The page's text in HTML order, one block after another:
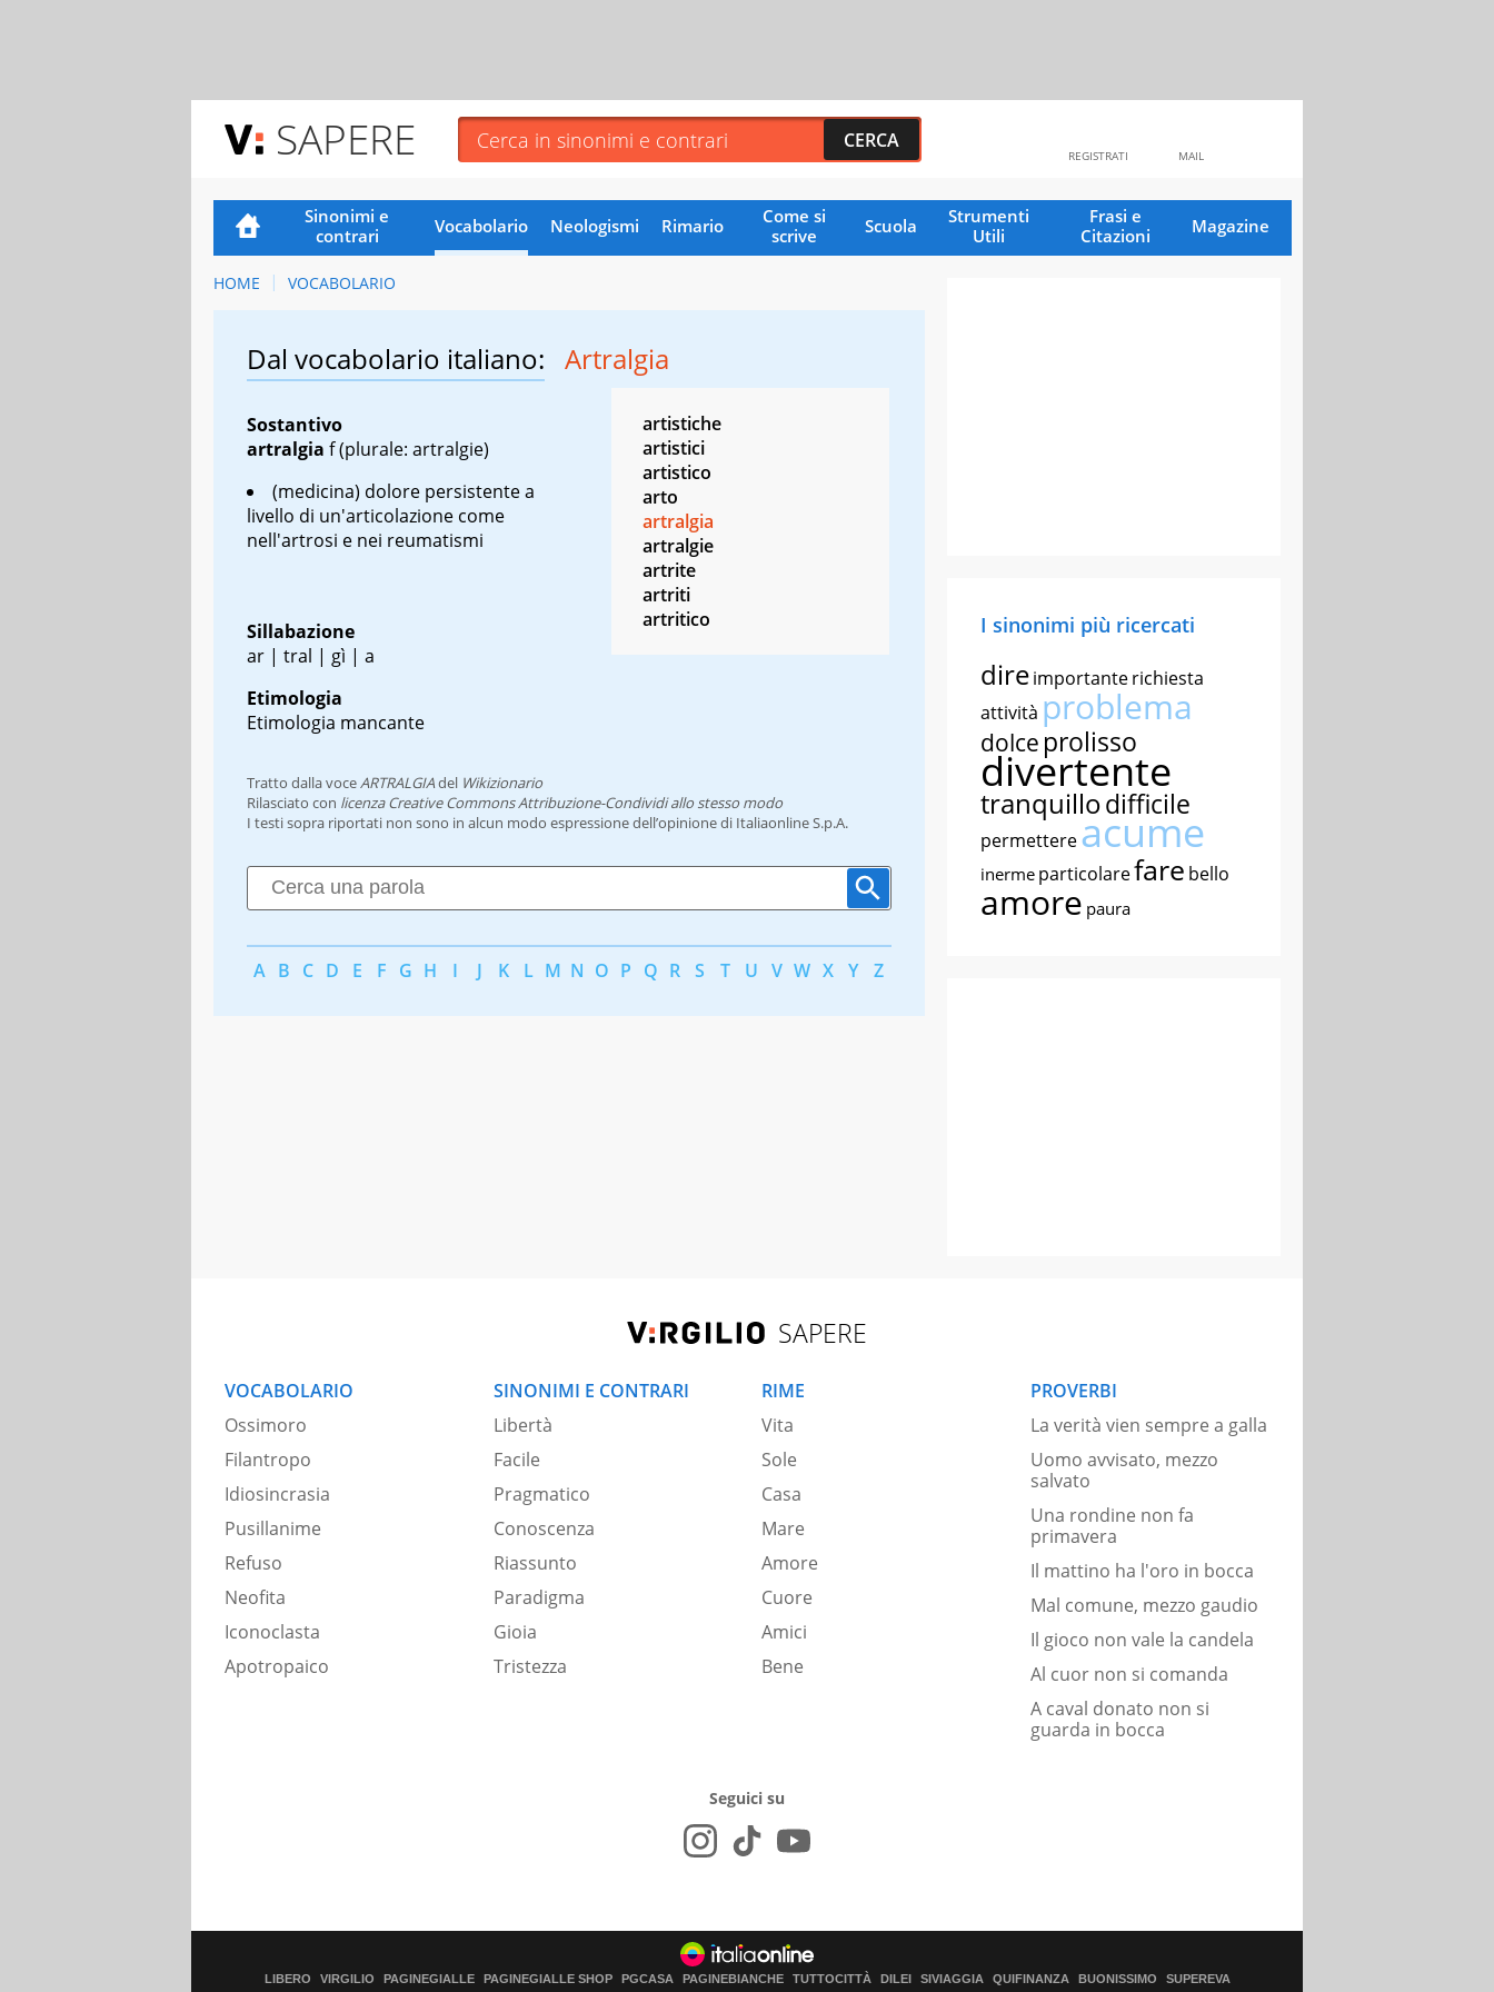
SAPERE MAIL
REGISTRATI
Sinonimi e
contrari
Vocabolario Neologismi Rimario
Come si
scrive
Scuola
Strumenti
Utili
Frasi e
Citazioni
Magazine
HOME VOCABOLARIO
Dal vocabolario italiano: Artralgia
Sostantivo
artralgia f(plurale: artralgie)
(medicina) dolore persistente a
livello di un'articolazione come
nell'artrosi e nei reumatismi
Sillabazione
ar | tral | gì | a
Etimologia
Etimologia mancante
artistiche
artistici
artistico
arto
artralgia
artralgie
artrite
artriti
artritico
Tratto dalla voce ARTRALGIAdel Wikizionario
Rilasciato con licenza Creative Commons Attribuzione-Condividi allo stesso modo
I testi sopra riportati non sono in alcun modo espressione dell’opinione di Italiaonline S.p.A.
A B C D E F G H I J K L M N O P Q R S T U V W X Y Z
I sinonimi più ricercati
direimportanterichiesta
attività problema
dolce prolisso
divertente
tranquillodifficile
permettereacume
inerme particolarefare bello
amore paura
SAPERE
VOCABOLARIO
Ossimoro
Filantropo
Idiosincrasia
Pusillanime
Refuso
Neofita
Iconoclasta
Apotropaico
SINONIMI E CONTRARI
Libertà
Facile
Pragmatico
Conoscenza
Riassunto
Paradigma
Gioia
Tristezza
RIME
Vita
Sole
Casa
Mare
Amore
Cuore
Amici
Bene
PROVERBI
La verità vien sempre a galla
Uomo avvisato, mezzo
salvato
Una rondine non fa
primavera
Il mattino ha l'oro in bocca
Mal comune, mezzo gaudio
Il gioco non vale la candela
Al cuor non si comanda
A caval donato non si
guarda in bocca
Seguici su
LIBERO VIRGILIO PAGINEGIALLE PAGINEGIALLE SHOP PGCASA PAGINEBIANCHE TUTTOCITTÀ DILEI SIVIAGGIA QUIFINANZA BUONISSIMO SUPEREVA